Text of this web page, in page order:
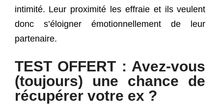
intimité. Leur proximité les effraie et ils veulent
donc s’éloigner émotionnellement de leur
partenaire.
TEST OFFERT : Avez-vous
(toujours) une chance de
récupérer votre ex ?